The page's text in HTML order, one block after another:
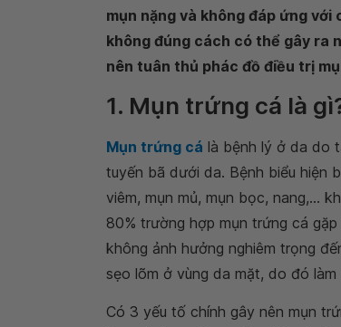
mụn nặng và không đáp ứng
không đúng cách có thể gây ra
nên tuân thủ phác đồ điều trị
1. Mụn trứng cá là
Mụn trứng cá là bệnh lý ở da do
tuyến bã dưới da. Bệnh biểu hiện
viêm, mụn mủ, mụn bọc, nang,...
80% trường hợp mụn trứng cá
không ảnh hưởng nghiêm trọng
sẹo lõm ở vùng da mặt, do đó
Có 3 yếu tố chính gây nên mụn